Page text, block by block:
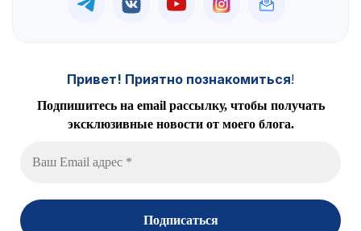
Привет! Приятно познакомиться!
Подпишитесь на email рассылку, чтобы получать
эксклюзивные новости от моего блога.